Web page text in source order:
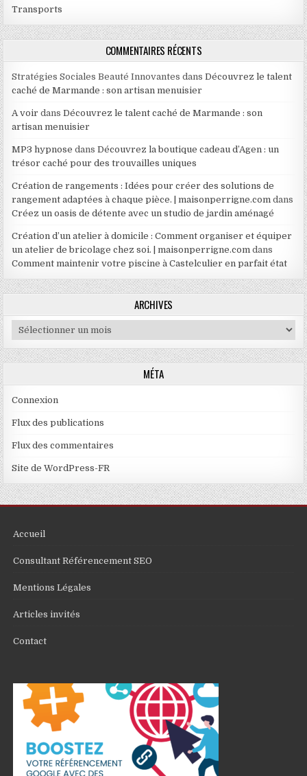
Transports
COMMENTAIRES RÉCENTS
Stratégies Sociales Beauté Innovantes dansDécouvrez le talent
caché de Marmande : son artisan menuisier
A voir dansDécouvrez le talent caché de Marmande : son
artisan menuisier
MP3 hypnose dansDécouvrez la boutique cadeau d’Agen : un
trésor caché pour des trouvailles uniques
Création de rangements : Idées pour créer des solutions de
rangement adaptées à chaque pièce. | maisonperrigne.com dans
Créez un oasis de détente avec un studio de jardin aménagé
Création d’un atelier à domicile : Comment organiser et équiper
un atelier de bricolage chez soi. | maisonperrigne.com dans
Comment maintenir votre piscine à Castelculier en parfait état
ARCHIVES
Archives
MÉTA
Connexion
Flux des publications
Flux des commentaires
Site de WordPress-FR
Accueil
Consultant Référencement SEO
Mentions Légales
Articles invités
Contact